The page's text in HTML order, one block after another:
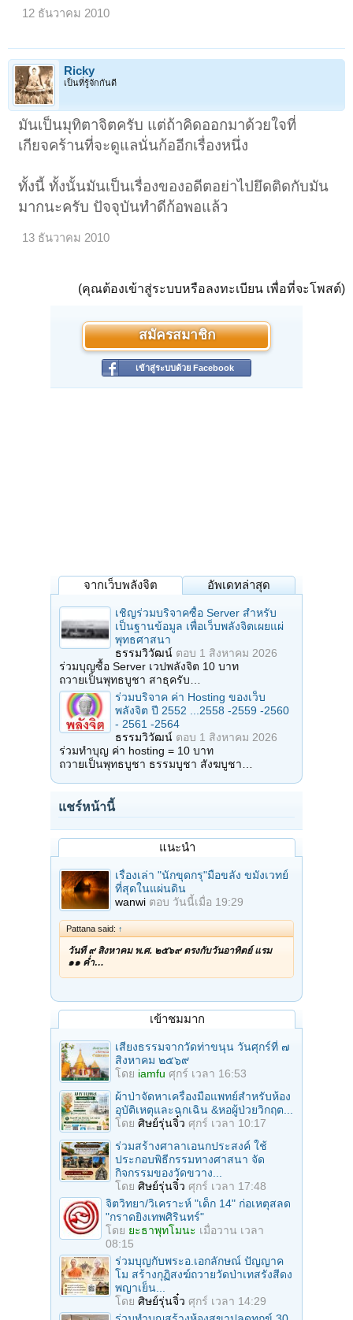
12 ธันวาคม 2010
Ricky
เป็นที่รู้จักกันดี
มันเป็นมุทิตาจิตครับ แต่ถ้าคิดออกมาด้วยใจที่
เกียจคร้านที่จะดูแลนั่นก้ออีกเรื่องหนึ่ง
ทั้งนี้ ทั้งนั้นมันเป็นเรื่องของอดีตอย่าไปยึดติดกับมัน
มากนะครับ ปัจจุบันทำดีก้อพอแล้ว
13 ธันวาคม 2010
(คุณต้องเข้าสู่ระบบหรือลงทะเบียน เพื่อที่จะโพสต์)
สมัครสมาชิก
เข้าสู่ระบบด้วย Facebook
จากเว็บพลังจิต อัพเดทล่าสุด
เชิญร่วมบริจาคซื้อ Server สำหรับ
เป็นฐานข้อมูล เพื่อเว็บพลังจิตเผยแผ่
พุทธศาสนา
ธรรมวิวัฒน์ ตอบ 1 สิงหาคม 2026
ร่วมบุญซื้อ Server เวปพลังจิต 10 บาท
ถวายเป็นพุทธบูชา สาธุครับ…
ร่วมบริจาค ค่า Hosting ของเว็บ
พลังจิต ปี 2552 ...2558 -2559 -2560
- 2561 -2564
ธรรมวิวัฒน์ ตอบ 1 สิงหาคม 2026
ร่วมทำบุญ ค่า hosting = 10 บาท
ถวายเป็นพุทธบูชา ธรรมบูชา สังฆบูชา…
แชร์หน้านี้
แนะนำ
เรื่องเล่า "นักขุดกรุ"มือขลัง ขมังเวทย์
ที่สุดในแผ่นดิน
wanwi ตอบ วันนี้เมื่อ 19:29
Pattana said: ↑
วันที่ ๙ สิงหาคม พ.ศ. ๒๕๖๙ ตรงกับวันอาทิตย์ แรม
๑๑ ค่ำ…
เข้าชมมาก
เสียงธรรมจากวัดท่าขนุน วันศุกร์ที่ ๗
สิงหาคม ๒๕๖๙
โดย iamfu ศุกร์ เวลา 16:53
ผ้าป่าจัดหาเครื่องมือแพทย์สำหรับห้อง
อุบัติเหตุและฉุกเฉิน &หอผู้ป่วยวิกฤต...
โดย ศิษย์รุ่นจิ๋ว ศุกร์ เวลา 10:17
ร่วมสร้างศาลาเอนกประสงค์ ใช้
ประกอบพิธีกรรมทางศาสนา จัด
กิจกรรมของวัดขวาง...
โดย ศิษย์รุ่นจิ๋ว ศุกร์ เวลา 17:48
จิตวิทยา/วิเคราะห์ "เด็ก 14" ก่อเหตุสลด
"กราดยิงเทพศิรินทร์"
โดย ยะธาพุทโมนะ เมื่อวาน เวลา
08:15
ร่วมบุญกับพระอ.เอกลักษณ์ ปัญญาค
โม สร้างกุฏิสงฆ์ถวายวัดป่าเทสรังสีดง
พญาเย็น...
โดย ศิษย์รุ่นจิ๋ว ศุกร์ เวลา 14:29